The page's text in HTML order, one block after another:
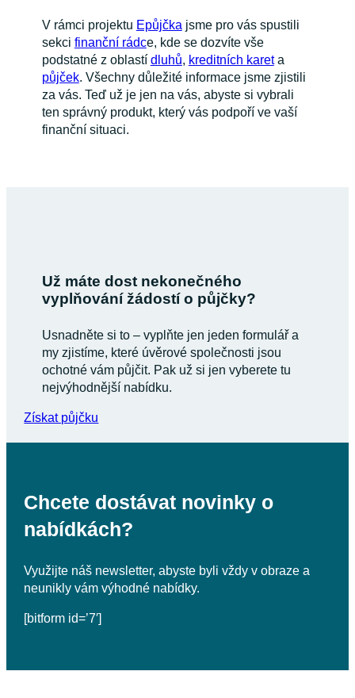
V rámci projektu Epůjčka jsme pro vás spustili
sekci finanční rádce, kde se dozvíte vše
podstatné z oblastí dluhů, kreditních kareta
půjček. Všechny důležité informace jsme zjistili
za vás. Teď už je jen na vás, abyste si vybrali
ten správný produkt, který vás podpoří ve vaší
finanční situaci.
Už máte dost nekonečného
vyplňování žádostí o půjčky?
Usnadněte si to – vyplňte jen jeden formulář a
my zjistíme, které úvěrové společnosti jsou
ochotné vám půjčit. Pak už si jen vyberete tu
nejvýhodnější nabídku.
Získat půjčku
Chcete dostávat novinky o
nabídkách?
Využijte náš newsletter, abyste byli vždy v obraze a
neunikly vám výhodné nabídky.
[bitform id=’7′]